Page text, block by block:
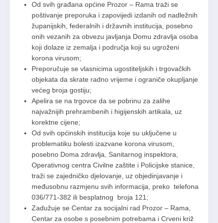
Od svih građana općine Prozor – Rama traži se
poštivanje preporuka i zapovijedi izdanih od nadležnih
županijskih, federalnih i državnih institucija, posebno
onih vezanih za obvezu javljanja Domu zdravlja osoba
koji dolaze iz zemalja i područja koji su ugroženi
korona virusom;
Preporučuje se vlasnicima ugostiteljskih i trgovačkih
objekata da skrate radno vrijeme i ograniče okupljanje
većeg broja gostiju;
Apelira se na trgovce da se pobrinu za zalihe
najvažnijih prehrambenih i higijenskih artikala, uz
korektne cijene;
Od svih općinskih institucija koje su uključene u
problematiku bolesti izazvane korona virusom,
posebno Doma zdravlja, Sanitarnog inspektora,
Operativnog centra Civilne zaštite i Policijske stanice,
traži se zajedničko djelovanje, uz objedinjavanje i
međusobnu razmjenu svih informacija, preko telefona
036/771-382 ili besplatnog broja 121;
Zadužuje se Centar za socijalni rad Prozor – Rama,
Centar za osobe s posebnim potrebama i Crveni križ